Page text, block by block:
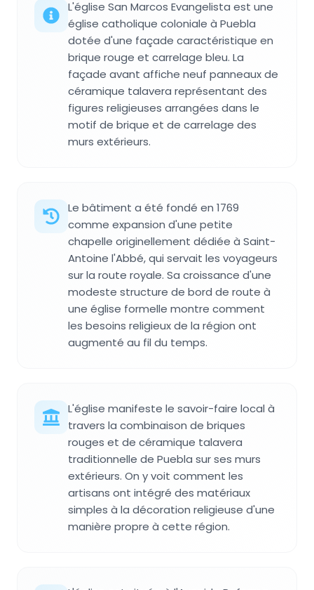
L'église San Marcos Evangelista est une
église catholique coloniale à Puebla
dotée d'une façade caractéristique en
brique rouge et carrelage bleu. La
façade avant affiche neuf panneaux de
céramique talavera représentant des
figures religieuses arrangées dans le
motif de brique et de carrelage des
murs extérieurs.
Le bâtiment a été fondé en 1769
comme expansion d'une petite
chapelle originellement dédiée à Saint-
Antoine l'Abbé, qui servait les voyageurs
sur la route royale. Sa croissance d'une
modeste structure de bord de route à
une église formelle montre comment
les besoins religieux de la région ont
augmenté au fil du temps.
L'église manifeste le savoir-faire local à
travers la combinaison de briques
rouges et de céramique talavera
traditionnelle de Puebla sur ses murs
extérieurs. On y voit comment les
artisans ont intégré des matériaux
simples à la décoration religieuse d'une
manière propre à cette région.